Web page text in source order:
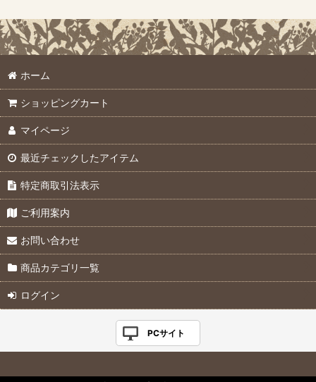
ホーム
ショッピングカート
マイページ
最近チェックしたアイテム
特定商取引法表示
ご利用案内
お問い合わせ
商品カテゴリ一覧
ログイン
PCサイト